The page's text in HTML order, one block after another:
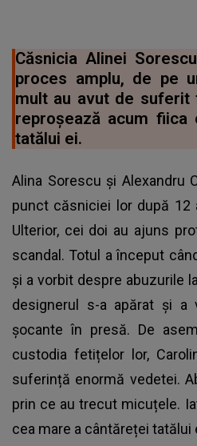
Căsnicia Alinei
proces amplu, de pe
mult au avut de
reproșează acum
tatălui ei.
Alina Sorescu și Alexandru
punct căsniciei lor după 12
Ulterior, cei doi au ajuns
scandal. Totul a început
și a vorbit despre abuzurile
designerul s-a apărat și a
șocante în presă. De
custodia fetițelor lor,
suferință enormă vedetei.
prin ce au trecut micuțele.
cea mare a cântăreței tatălui